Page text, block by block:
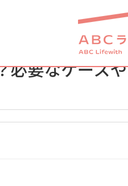
要なケース